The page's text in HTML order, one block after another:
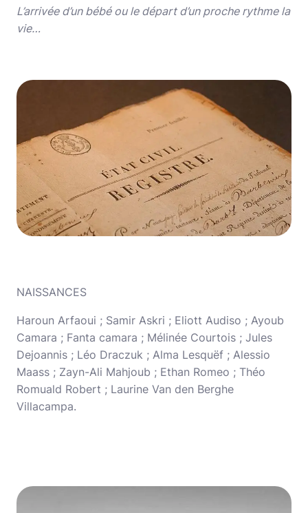
L’arrivée d’un bébé ou le départ d’un proche rythme la
vie…
NAISSANCES
Haroun Arfaoui ; Samir Askri ; Eliott Audiso ; Ayoub
Camara ; Fanta camara ; Mélinée Courtois ; Jules
Dejoannis ; Léo Draczuk ; Alma Lesquëf ; Alessio
Maass ; Zayn-Ali Mahjoub ; Ethan Romeo ; Théo
Romuald Robert ; Laurine Van den Berghe
Villacampa.